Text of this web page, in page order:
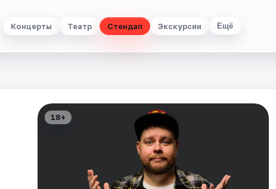
Концерты Театр Стендап Экскурсии Ещё
18+